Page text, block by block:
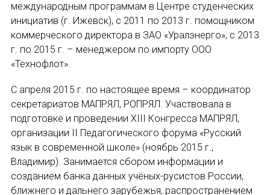
КОНГРЕССЫ
XIII КОНГРЕСС МАПРЯЛ
XIV КОНГРЕСС МАПРЯЛ
XV КОНГРЕСС МАПРЯЛ
XVI КОНГРЕСС МАПРЯЛ
РУССКИЙ ЯЗЫК В МИРЕ
ПРОЕКТЫ
международным программам в Центре студенческих
инициатив (г. Ижевск), с 2011 по 2013 г. помощником
коммерческого директора в ЗАО «Уралэнерго», с 2013
г. по 2015 г. – менеджером по импорту ООО
«Технофлот».
С апреля 2015 г. по настоящее время – координатор
секретариатов МАПРЯЛ, РОПРЯЛ. Участвовала в
подготовке и проведении XIII Конгресса МАПРЯЛ,
организации II Педагогического форума «Русский
язык в современной школе» (ноябрь 2015 г.,
Владимир). Занимается сбором информации и
созданием банка данных учёных-русистов России,
ближнего и дальнего зарубежья, распространением
ИМЯ
СООБЩЕНИЕ
E-MAIL
Подписаться